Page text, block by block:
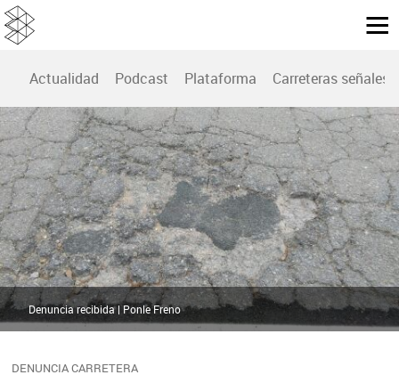
Actualidad Podcast Plataforma Carreteras señales
DENUNCIA CARRETERA
Denuncia recibida | Ponle Freno